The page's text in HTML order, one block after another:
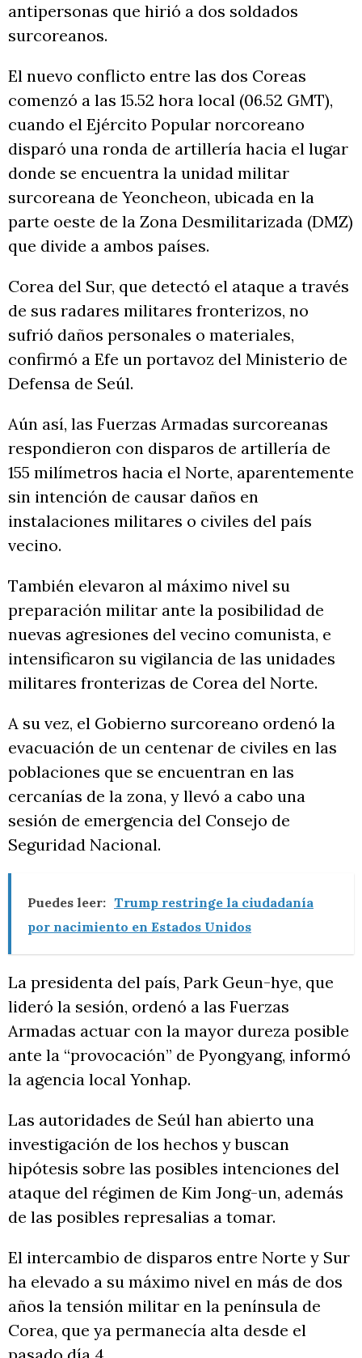
antipersonas que hirió a dos soldados
surcoreanos.
El nuevo conflicto entre las dos Coreas
comenzó a las 15.52 hora local (06.52 GMT),
cuando el Ejército Popular norcoreano
disparó una ronda de artillería hacia el lugar
donde se encuentra la unidad militar
surcoreana de Yeoncheon, ubicada en la
parte oeste de la Zona Desmilitarizada (DMZ)
que divide a ambos países.
Corea del Sur, que detectó el ataque a través
de sus radares militares fronterizos, no
sufrió daños personales o materiales,
confirmó a Efe un portavoz del Ministerio de
Defensa de Seúl.
Aún así, las Fuerzas Armadas surcoreanas
respondieron con disparos de artillería de
155 milímetros hacia el Norte, aparentemente
sin intención de causar daños en
instalaciones militares o civiles del país
vecino.
También elevaron al máximo nivel su
preparación militar ante la posibilidad de
nuevas agresiones del vecino comunista, e
intensificaron su vigilancia de las unidades
militares fronterizas de Corea del Norte.
A su vez, el Gobierno surcoreano ordenó la
evacuación de un centenar de civiles en las
poblaciones que se encuentran en las
cercanías de la zona, y llevó a cabo una
sesión de emergencia del Consejo de
Seguridad Nacional.
Puedes leer: Trump restringe la ciudadanía
por nacimiento en Estados Unidos
La presidenta del país, Park Geun-hye, que
lideró la sesión, ordenó a las Fuerzas
Armadas actuar con la mayor dureza posible
ante la “provocación” de Pyongyang, informó
la agencia local Yonhap.
Las autoridades de Seúl han abierto una
investigación de los hechos y buscan
hipótesis sobre las posibles intenciones del
ataque del régimen de Kim Jong-un, además
de las posibles represalias a tomar.
El intercambio de disparos entre Norte y Sur
ha elevado a su máximo nivel en más de dos
años la tensión militar en la península de
Corea, que ya permanecía alta desde el